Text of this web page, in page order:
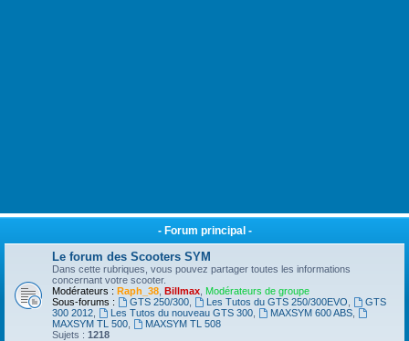
- Forum principal -
Le forum des Scooters SYM
Dans cette rubriques, vous pouvez partager toutes les informations
concernant votre scooter.
Modérateurs : Raph_38 Billmax Modérateurs de groupe
Sous-forums :
GTS 250/300, Les Tutos du GTS 250/300EVO
GTS
300 2012
Les Tutos du nouveau GTS 300, MAXSYM 600 ABS,
MAXSYM TL 500
MAXSYM TL 508
Sujets : 1218